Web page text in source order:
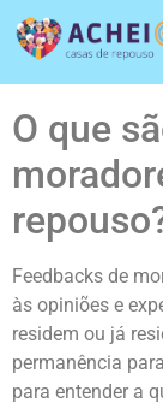
O que
Feedbacks de
às opiniões e
residem ou já
permanência
para entender a